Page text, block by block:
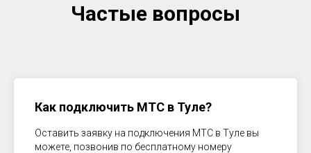
Частые вопросы
Как подключить МТС в Туле?
Оставить заявку на подключения МТС в Туле вы
можете, позвонив по бесплатному номеру